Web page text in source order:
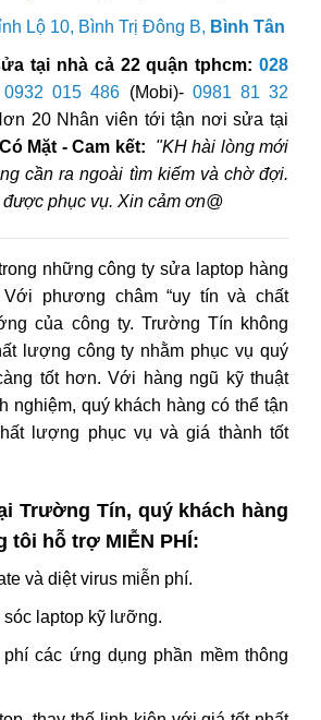
Lộ 10, Bình Trị Đông B, Bình Tân
tại nhà cả 22 quận tphcm: 028
0932 015 486 (Mobi)- 0981 81 32
20 Nhân viên tới tận nơi sửa tại
Mặt - Cam kết:
"KH hài lòng mới
cần ra ngoài tìm kiếm và chờ đợi.
phục vụ. Xin cảm ơn@
những công ty sửa laptop hàng
phương châm “uy tín và chất
của công ty. Trường Tín không
lượng công ty nhằm phục vụ quý
tốt hơn. Với hàng ngũ kỹ thuật
nghiệm, quý khách hàng có thể tận
lượng phục vụ và giá thành tốt
Trường Tín, quý khách hàng
tôi hỗ trợ MIỄN PHÍ:
và diệt virus miễn phí.
sóc laptop kỹ lưỡng.
các ứng dụng phần mềm thông